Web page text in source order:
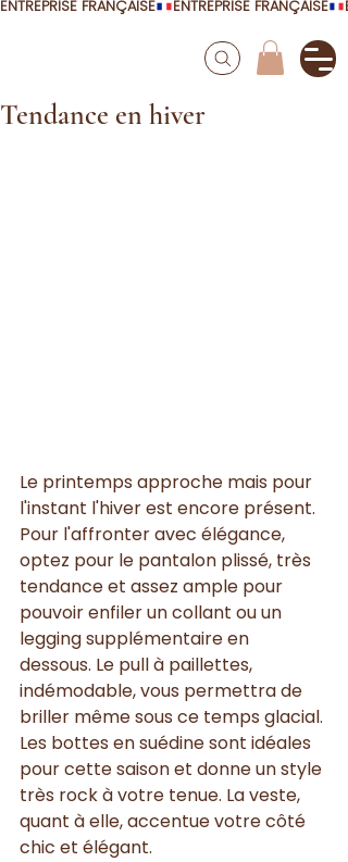
ENTREPRISE FRANÇAISE
Tendance en hiver
Le printemps approche mais pour
l'instant l'hiver est encore présent.
Pour l'affronter avec élégance,
optez pour le pantalon plissé, très
tendance et assez ample pour
pouvoir enfiler un collant ou un
legging supplémentaire en
dessous. Le pull à paillettes,
indémodable, vous permettra de
briller même sous ce temps glacial.
Les bottes en suédine sont idéales
pour cette saison et donne un style
très rock à votre tenue. La veste,
quant à elle, accentue votre côté
chic et élégant.